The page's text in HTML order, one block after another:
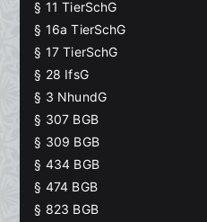
§ 11 TierSchG
§ 16a TierSchG
§ 17 TierSchG
§ 28 IfsG
§ 3 NhundG
§ 307 BGB
§ 309 BGB
§ 434 BGB
§ 474 BGB
§ 823 BGB